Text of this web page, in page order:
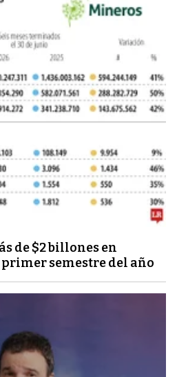
de $2 billones en
semestre del año